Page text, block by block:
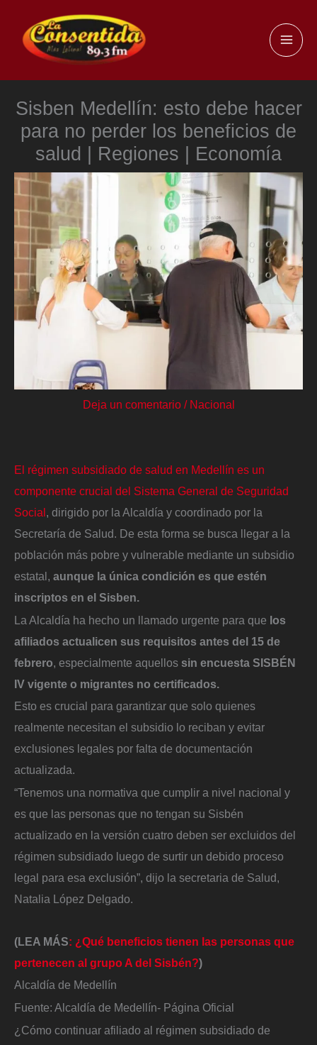
contenido
Sisben Medellín: esto debe hacer
para no perder los beneficios de
salud | Regiones | Economía
Deja un comentario / Nacional
El régimen subsidiado de salud en Medellín es un
componente crucial del Sistema General de Seguridad
Social, dirigido por la Alcaldía y coordinado por la
Secretaría de Salud. De esta forma se busca llegar a la
población más pobre y vulnerable mediante un subsidio
estatal, aunque la única condición es que estén
inscriptos en el Sisben.
La Alcaldía ha hecho un llamado urgente para que los
afiliados actualicen sus requisitos antes del 15 de
febrero , especialmente aquellos sin encuesta SISBÉN
IV vigente o migrantes no certificados.
Esto es crucial para garantizar que solo quienes
realmente necesitan el subsidio lo reciban y evitar
exclusiones legales por falta de documentación
actualizada.
“Tenemos una normativa que cumplir a nivel nacional y
es que las personas que no tengan su Sisbén
actualizado en la versión cuatro deben ser excluidos del
régimen subsidiado luego de surtir un debido proceso
legal para esa exclusión”, dijo la secretaria de Salud,
Natalia López Delgado.
(LEA MÁS: ¿Qué beneficios tienen las personas que
pertenecen al grupo A del Sisbén?)
Alcaldía de Medellín
Fuente: Alcaldía de Medellín- Página Oficial
¿Cómo continuar afiliado al régimen subsidiado de